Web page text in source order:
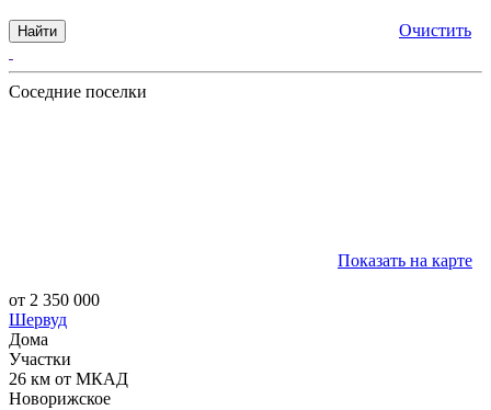
Найти Очистить
Соседние поселки
Показать на карте
от 2 350 000
Шервуд
Дома
Участки
26 км от МКАД
Новорижское